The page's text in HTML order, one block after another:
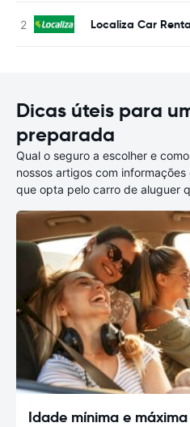
Localiza Car
Dicas úteis para
preparada
Qual o seguro a escolher e
nossos artigos com
que opta pelo carro de aluguer
Idade mínima e